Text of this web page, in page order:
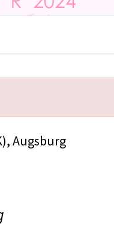
Augsburg